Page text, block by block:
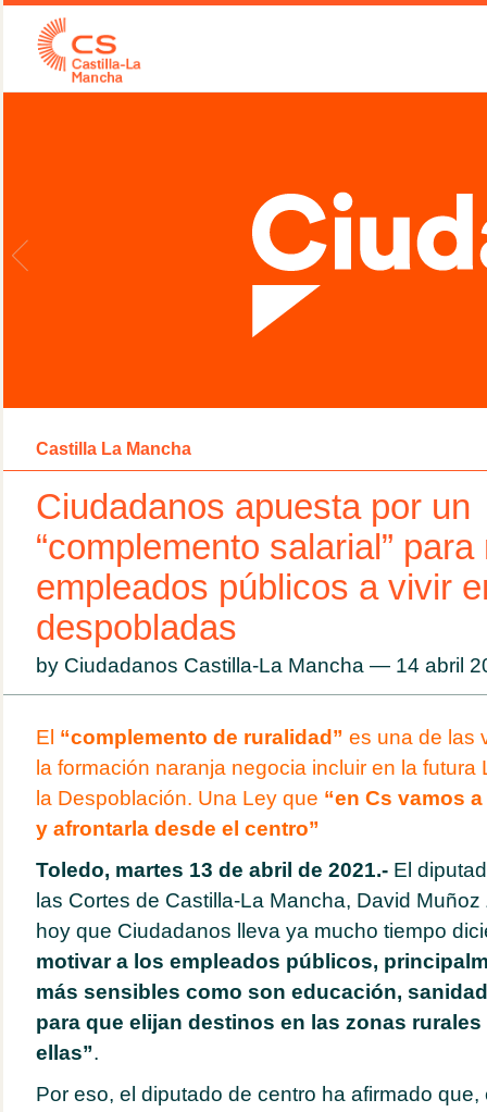
Castilla La Mancha
Ciudadanos apuesta por un
“complemento salarial”
empleados públicos a vivir
despobladas
by Ciudadanos Castilla-La Mancha — 14 abril
El “complemento de ruralidad” es una de las
la formación naranja negocia incluir en la
la Despoblación. Una Ley que “en Cs vamos
y afrontarla desde el centro”
Toledo, martes 13 de abril de 2021.- El
las Cortes de Castilla-La Mancha, David
hoy que Ciudadanos lleva ya mucho tiempo
motivar a los empleados públicos,
más sensibles como son educación,
para que elijan destinos en las zonas
ellas”.
Por eso, el diputado de centro ha afirmado